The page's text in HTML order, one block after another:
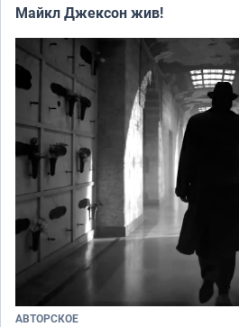
Майкл Джексон жив!
АВТОРСКОЕ